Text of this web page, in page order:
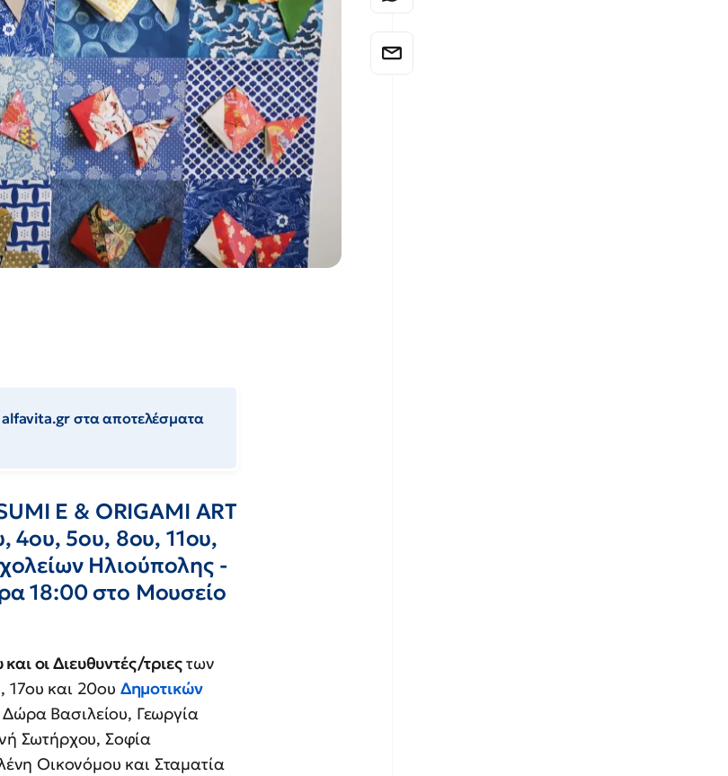
alfavita.gr στα αποτελέσματα
E & ORIGAMI ART
4ου, 5ου, 8ου, 11ου,
Ηλιούπολης -
18:00 στο Μουσείο
οι Διευθυντές/τριεςτων
17ου και 20ου Δημοτικών
Βασιλείου, Γεωργία
Σωτήρχου, Σοφία
Οικονόμου και Σταματία